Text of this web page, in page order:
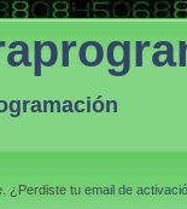
. ¿Perdiste tu email de